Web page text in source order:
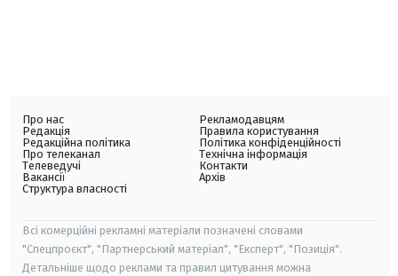
Про нас
Редакція
Редакційна політика
Про телеканал
Телеведучі
Вакансії
Структура власності
Рекламодавцям
Правила користування
Політика конфіденційності
Технічна інформація
Контакти
Архів
Всі комерційні рекламні матеріали позначені словами
"Спецпроєкт", "Партнерський матеріал", "Експерт", "Позиція".
Детальніше щодо реклами та правил цитування можна